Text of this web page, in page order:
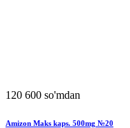
120 600 so'mdan
Amizon Maks kaps. 500mg №20